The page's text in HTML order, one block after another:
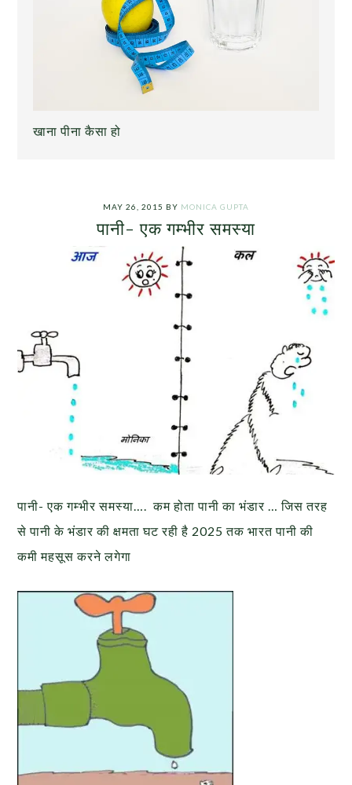
खाना पीना कैसा हो
MAY 26, 2015 BY MONICA GUPTA
पानी- एक गम्भीर समस्या
पानी- एक गम्भीर समस्या…. कम होता पानी का भंडार … जिस तरह
से पानी के भंडार की क्षमता घट रही है 2025 तक भारत पानी की
कमी महसूस करने लगेगा